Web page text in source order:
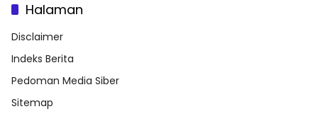
Halaman
Disclaimer
Indeks Berita
Pedoman Media Siber
Sitemap